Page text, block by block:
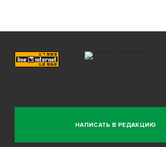
НАПИСАТЬ В РЕДАКЦИЮ